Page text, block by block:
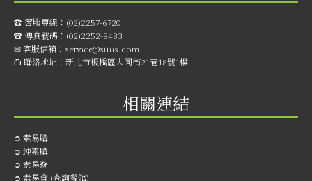
☎︎ 客服專線： (02)2257-6720
☎︎ 傳真號碼： (02)2252-8483
✉ 客服信箱： service@suiis.com
⛫ 聯絡地址： 新北市板橋區大同街21巷18號1樓
相關連結
➲ 素易購
➲ 純素購
➲ 素易遊
➲ 素易食 (查詢餐館)